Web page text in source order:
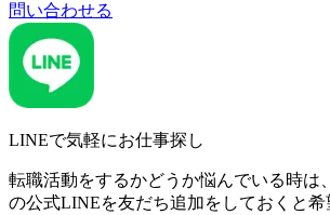
問い合わせる
LINEで気軽にお仕事探し
転職活動をするかどうか悩んでいる時は
の公式LINEを友だち追加をしておくと